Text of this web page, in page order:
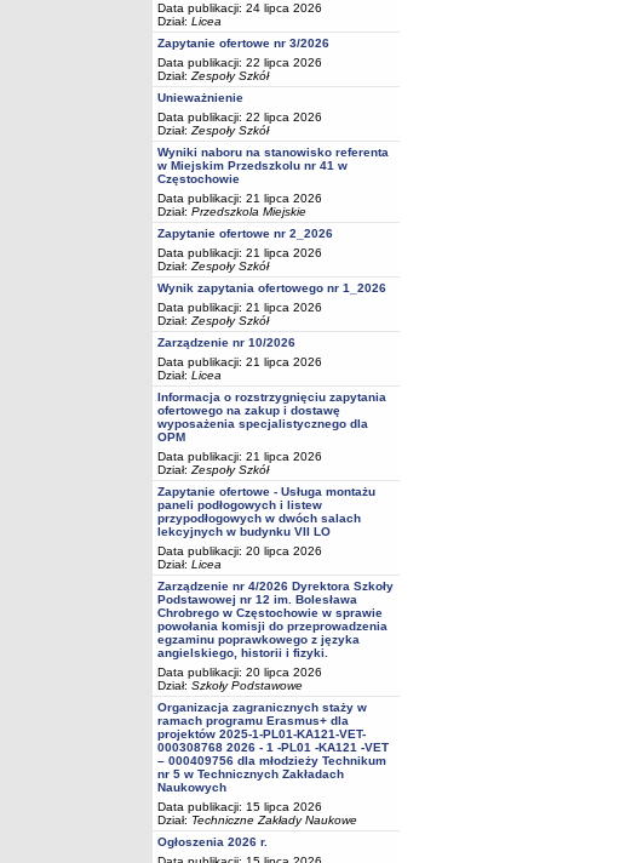
Data publikacji: 24 lipca 2026
Dział: Licea
Zapytanie ofertowe nr 3/2026
Data publikacji: 22 lipca 2026
Dział: Zespoły Szkół
Unieważnienie
Data publikacji: 22 lipca 2026
Dział: Zespoły Szkół
Wyniki naboru na stanowisko referenta
w Miejskim Przedszkolu nr 41 w
Częstochowie
Data publikacji: 21 lipca 2026
Dział: Przedszkola Miejskie
Zapytanie ofertowe nr 2_2026
Data publikacji: 21 lipca 2026
Dział: Zespoły Szkół
Wynik zapytania ofertowego nr 1_2026
Data publikacji: 21 lipca 2026
Dział: Zespoły Szkół
Zarządzenie nr 10/2026
Data publikacji: 21 lipca 2026
Dział: Licea
Informacja o rozstrzygnięciu zapytania
ofertowego na zakup i dostawę
wyposażenia specjalistycznego dla
OPM
Data publikacji: 21 lipca 2026
Dział: Zespoły Szkół
Zapytanie ofertowe - Usługa montażu
paneli podłogowych i listew
przypodłogowych w dwóch salach
lekcyjnych w budynku VII LO
Data publikacji: 20 lipca 2026
Dział: Licea
Zarządzenie nr 4/2026 Dyrektora Szkoły
Podstawowej nr 12 im. Bolesława
Chrobrego w Częstochowie w sprawie
powołania komisji do przeprowadzenia
egzaminu poprawkowego z języka
angielskiego, historii i fizyki.
Data publikacji: 20 lipca 2026
Dział: Szkoły Podstawowe
Organizacja zagranicznych staży w
ramach programu Erasmus+ dla
projektów 2025-1-PL01-KA121-VET-
000308768 2026 - 1 -PL01 -KA121 -VET
– 000409756 dla młodzieży Technikum
nr 5 w Technicznych Zakładach
Naukowych
Data publikacji: 15 lipca 2026
Dział: Techniczne Zakłady Naukowe
Ogłoszenia 2026 r.